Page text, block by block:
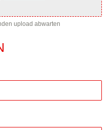
upload abwarten